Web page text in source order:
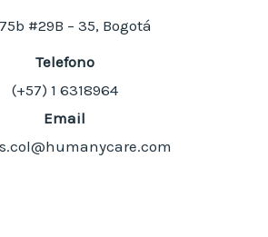
#29B – 35, Bogotá
Telefono
(+57) 1 6318964
Email